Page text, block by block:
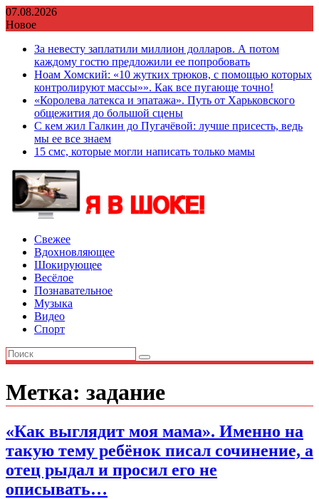
Перейти
к
07.08.2026
Новое
За невесту заплатили миллион долларов. А потом
каждому гостю предложили ее попробовать
Ноам Хомский: «10 жутких трюков, с помощью которых
контролируют массы»». Как все пугающе точно!
«Королева латекса и эпатажа». Путь от Харьковского
общежития до большой сцены
С кем жил Галкин до Пугачёвой: лучше присесть, ведь
мы ее все знаем
15 смс, которые могли написать только мамы
Свежее
Вдохновляющее
Шокирующее
Весёлое
Познавательное
Музыка
Видео
Спорт
Метка: задание
«Как выглядит моя мама». Именно на
такую тему ребёнок писал сочинение, а
отец рыдал и просил его не
описывать…